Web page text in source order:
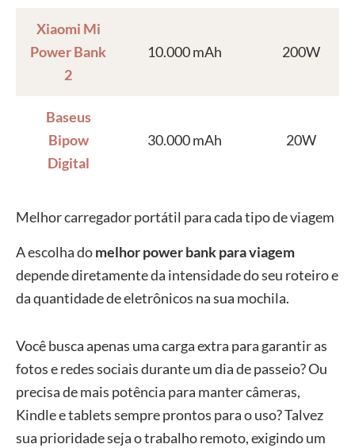
Xiaomi Mi
Power Bank
2
10.000 mAh 200W
Baseus
Bipow
Digital
30.000 mAh 20W
Melhor carregador portátil para cada tipo de viagem
A escolha domelhor power bank para viagem
depende diretamente da intensidade do seu roteiro e
da quantidade de eletrônicos na sua mochila.
Você busca apenas uma carga extra para garantir as
fotos e redes sociais durante um dia de passeio? Ou
precisa de mais potência para manter câmeras,
Kindle e tablets sempre prontos para o uso? Talvez
sua prioridade seja o trabalho remoto, exigindo um